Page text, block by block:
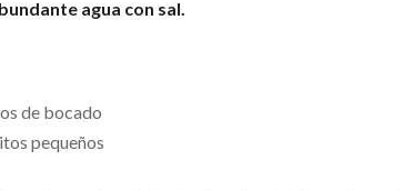
agua con sal.
de bocado
pequeños